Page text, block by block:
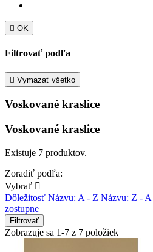
 OK
Filtrovať podľa
 Vymazať všetko
Voskované kraslice
Voskované kraslice
Existuje 7 produktov.
Zoradiť podľa:
Vybrať 
Dôležitosť Názvu: A - Z Názvu: Z - A
zostupne
Filtrovať
Zobrazuje sa 1-7 z 7 položiek